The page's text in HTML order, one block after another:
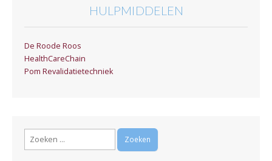
HULPMIDDELEN
De Roode Roos
HealthCareChain
Pom Revalidatietechniek
Zoeken